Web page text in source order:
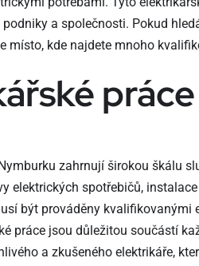
a společnosti. Pokud
místo, kde najdete mnoho
zahrnují širokou škálu
elektrických spotřebičů,
být prováděny kvalifikovanými
práce jsou důležitou součástí
a zkušeného elektrikáře,